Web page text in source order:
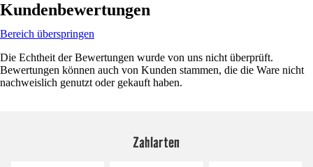
Kundenbewertungen
Bereich überspringen
Die Echtheit der Bewertungen wurde von uns nicht überprüft.
Bewertungen können auch von Kunden stammen, die die Ware nicht
nachweislich genutzt oder gekauft haben.
Zahlarten